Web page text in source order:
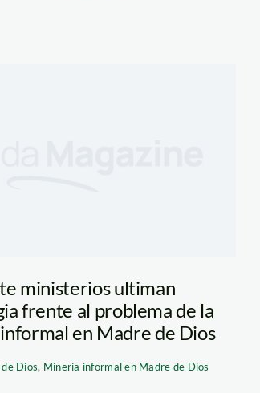
ministerios ultiman
frente al problema de la
en Madre de Dios
Dios, Minería informal en Madre de Dios